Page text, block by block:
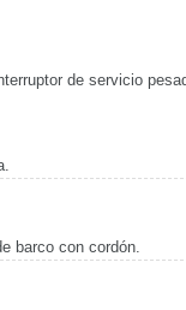
de servicio
barco con cordón.